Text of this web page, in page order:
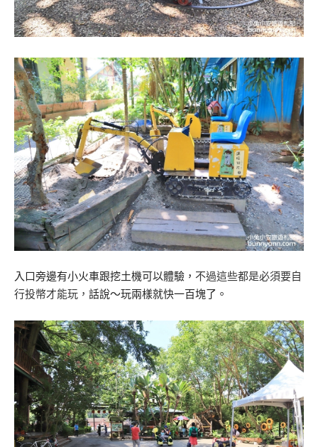
入口旁邊有小火車跟挖土機可以體驗， 不過這些都是必須要自
行投幣才能玩， 話說～玩兩樣就快一百塊了。